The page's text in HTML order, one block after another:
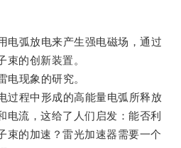
弧放电来产生强电磁场，通过
束的创新装置。
现象的研究。
程中形成的高能量电弧所释放
电流，这给了人们启发：能否利
束的加速？雷光加速器需要一个